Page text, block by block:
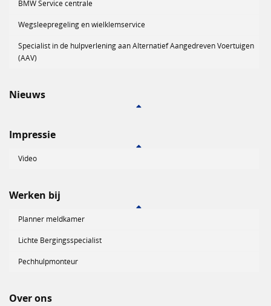
BMW Service centrale
Wegsleepregeling en wielklemservice
Specialist in de hulpverlening aan Alternatief Aangedreven Voertuigen
(AAV)
Nieuws
Impressie
Video
Werken bij
Planner meldkamer
Lichte Bergingsspecialist
Pechhulpmonteur
Over ons